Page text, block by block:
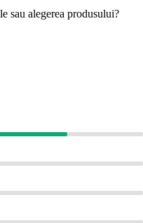
sau alegerea produsului?